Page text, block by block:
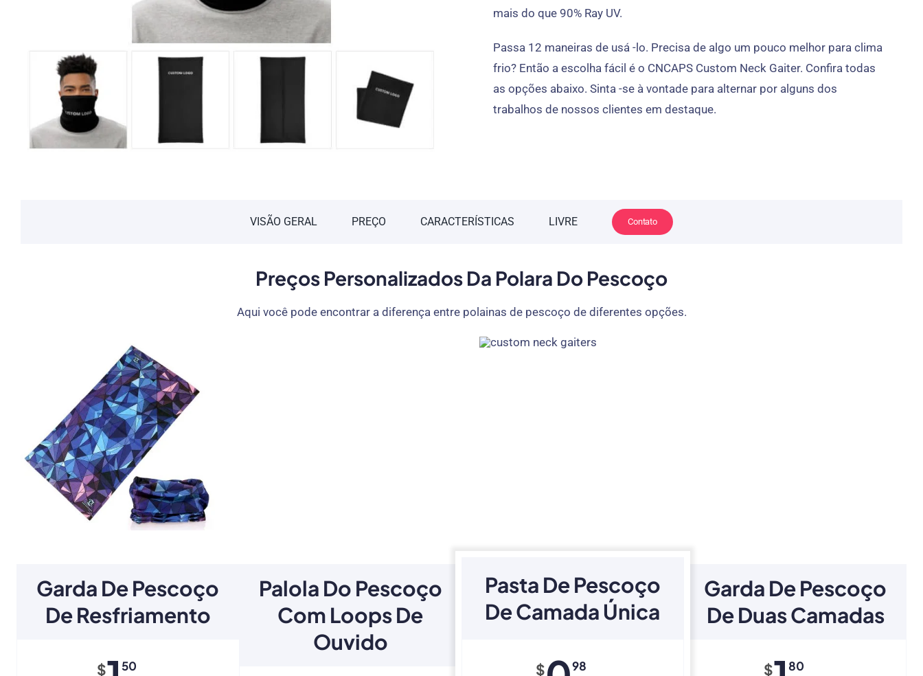
mais do que 90% Ray UV.
Passa 12 maneiras de usá -lo. Precisa de algo um pouco melhor para clima
frio? Então a escolha fácil é o CNCAPS Custom Neck Gaiter. Confira todas
as opções abaixo. Sinta -se à vontade para alternar por alguns dos
trabalhos de nossos clientes em destaque.
VISÃO GERAL PREÇO CARACTERÍSTICAS LIVRE Contato
Preços Personalizados Da Polara Do Pescoço
Aqui você pode encontrar a diferença entre polainas de pescoço de diferentes opções.
Garda De Pescoço
De Resfriamento
$ 50
Palola Do Pescoço
Com Loops De
Ouvido
Pasta De Pescoço
De Camada Única
$ 98
Garda De Pescoço
De Duas Camadas
$ 80